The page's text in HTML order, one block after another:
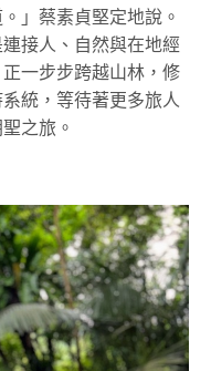
」蔡素貞堅定地說。
接人、自然與在地經
一步步跨越山林，修
統，等待著更多旅人
之旅。